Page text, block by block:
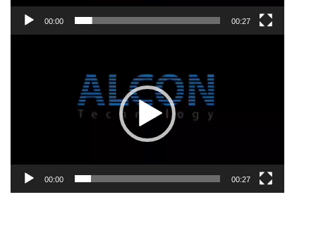
00:00 00:27
00:00 00:27